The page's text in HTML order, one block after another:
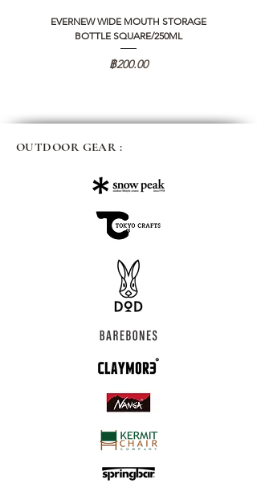
EVERNEW WIDE MOUTH STORAGE
BOTTLE SQUARE/250ML
ราคา
฿200.00
OUTDOOR GEAR :